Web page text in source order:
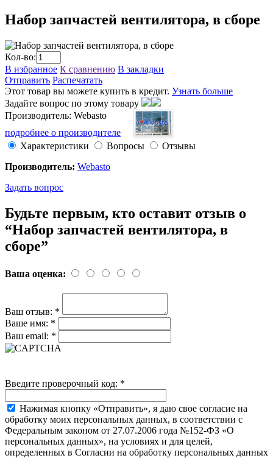
Набор запчастей вентилятора, в сборе
Кол-во:
В избранное К сравнению В закладки
Отправить Распечатать
Этот товар вы можете купить в кредит. Узнать больше
Задайте вопрос по этому товару
Производитель: Webasto
подробнее о производителе
Характеристики
Вопросы
Отзывы
Производитель: Webasto
Задать вопрос
Будьте первым, кто оставит отзыв о
“Набор запчастей вентилятора, в
сборе”
Ваша оценка:
Ваш отзыв: *
Ваше имя: *
Ваш email: *
Введите проверочный код: *
Нажимая кнопку «Отправить», я даю свое согласие на
обработку моих персональных данных, в соответствии с
Федеральным законом от 27.07.2006 года №152-ФЗ «О
персональных данных», на условиях и для целей,
определенных в Согласии на обработку персональных данных